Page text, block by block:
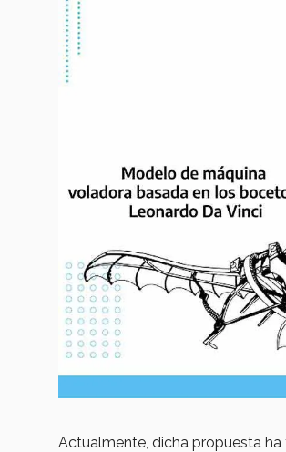
Actualmente, dicha propuesta